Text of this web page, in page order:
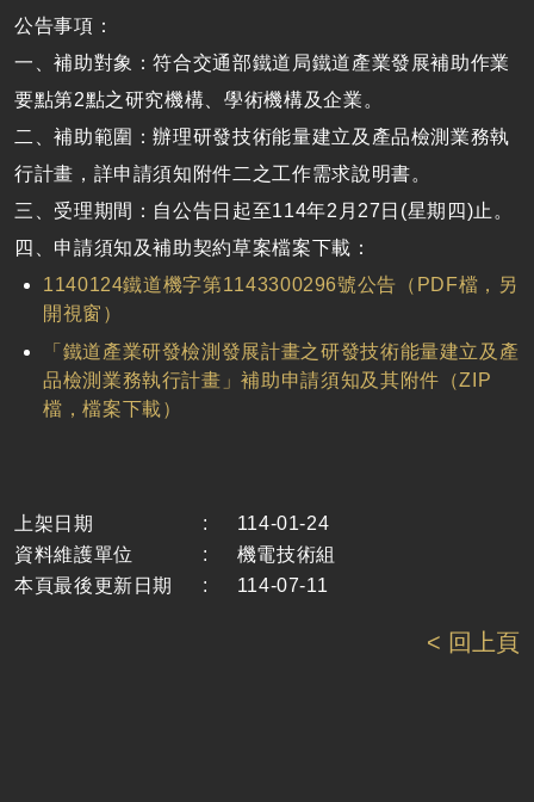
公告事項：
一、補助對象：符合交通部鐵道局鐵道產業發展補助作業
要點第2點之研究機構、學術機構及企業。
二、補助範圍：辦理研發技術能量建立及產品檢測業務執
行計畫，詳申請須知附件二之工作需求說明書。
三、受理期間：自公告日起至114年2月27日(星期四)止。
四、申請須知及補助契約草案檔案下載：
1140124鐵道機字第1143300296號公告（PDF檔，另
開視窗）
「鐵道產業研發檢測發展計畫之研發技術能量建立及產
品檢測業務執行計畫」補助申請須知及其附件（ZIP
檔，檔案下載）
上架日期 :
114-01-24
資料維護單位
:
機電技術組
本頁最後更新日期
: 114-07-11
< 回上頁